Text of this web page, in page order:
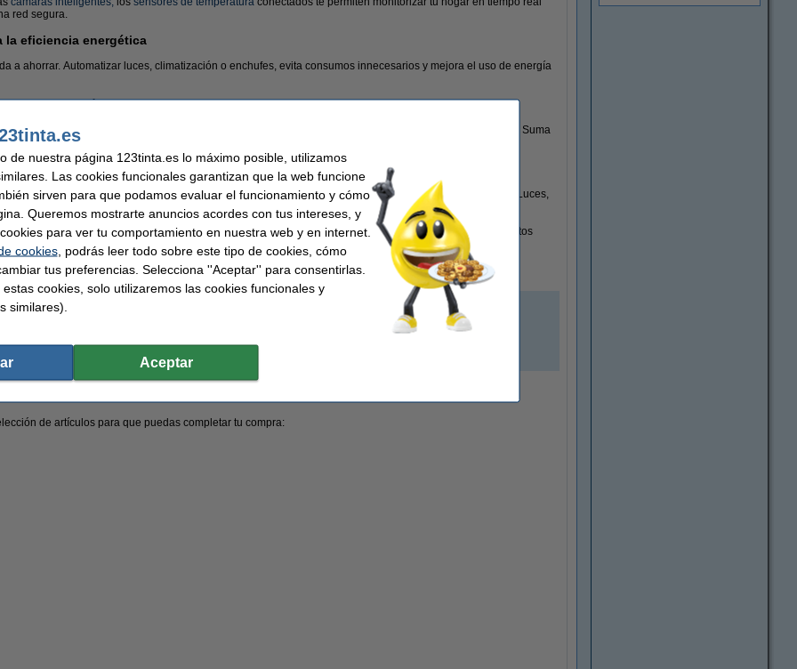
red segura.
la eficiencia energética
a ahorrar. Automatizar luces, climatización o enchufes, evita consumos innecesarios y mejora el uso de energía
desde el móvil
ver al instante quién llama, vigilar fácilmente la entrada de tu casa y detectar actividad delante de tu puerta. Suma
solar WiFi para exteriores
de tu hogar inteligente
paso más allá, un Smart Hubte permite conectar y gestionar todos tus dispositivos desde un único lugar. Luces,
trabajar juntos para crear rutinas adaptadas a tu día a día.
salir de casa se apaguen las luces, se activen las cámaras de seguridad y se desconecten ciertos aparatos
aplicación o incluso con comandos de voz.
gana en comodidad, seguridad y eficiencia.
toda tu casa de una vez. Puedes empezar con bombillas inteligentes, enchufes WiFi o cámaras
ti
de artículos para que puedas completar tu compra:
de nuestra página 123tinta.es lo máximo posible, utilizamos
Las cookies funcionales garantizan que la web funcione
sirven para que podamos evaluar el funcionamiento y cómo
Queremos mostrarte anuncios acordes con tus intereses, y
para ver tu comportamiento en nuestra web y en internet.
cookies, podrás leer todo sobre este tipo de cookies, cómo
tus preferencias. Selecciona ''Aceptar'' para consentirlas.
cookies, solo utilizaremos las cookies funcionales y
similares).
Aceptar